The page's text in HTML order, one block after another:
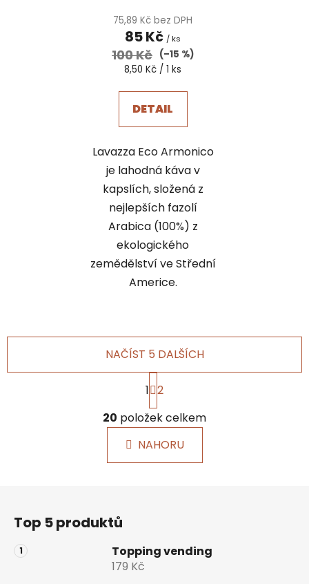
75,89 Kč bez DPH
85 Kč / ks
100 Kč (–15 %)
Měrná
8,50 Kč / 1 ks
DETAIL
Lavazza Eco Armonico
je lahodná káva v
kapslích, složená z
nejlepších fazolí
Arabica (100%) z
ekologického
zemědělství ve Střední
Americe.
O
v
l
á
d
v
NAČÍST 5 DALŠÍCH
S
t
r
á
n
k
1 2
20 položek celkem
NAHORU
Top 5 produktů
Topping vending
179 Kč